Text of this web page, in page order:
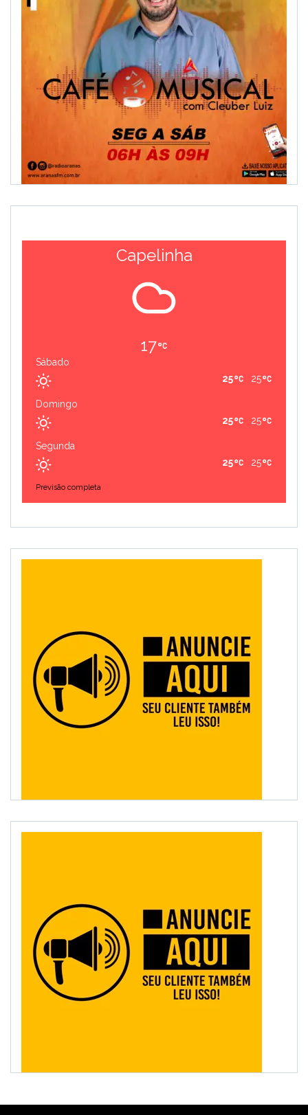
Capelinha
17
Sábado
25
25
Domingo
25
25
Segunda
25
25
Previsão completa